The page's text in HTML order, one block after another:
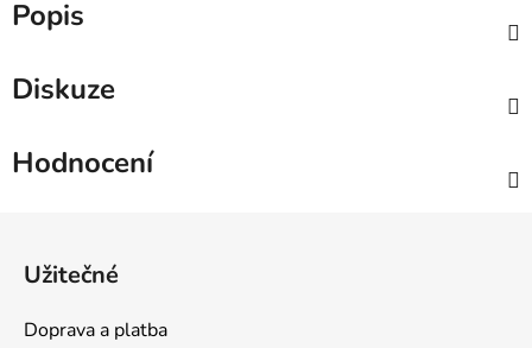
Popis
Diskuze
Hodnocení
Užitečné
Doprava a platba